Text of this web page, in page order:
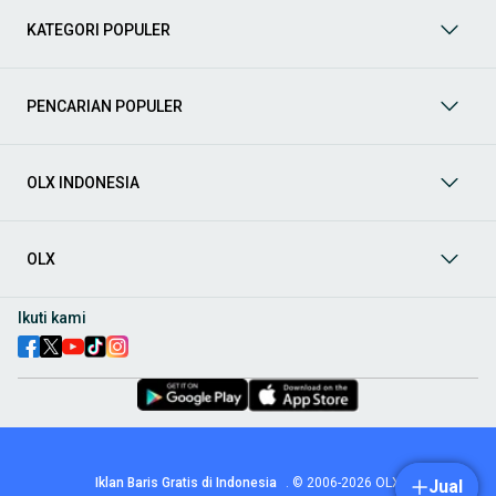
Jual
berbagai jenis mobil baru maupun bekas dengan kondisi
Aksesoris Mobil: Lengkapi tampilan dan fungsionalitas mobil
aksesoris interior seperti sarung jok dan karpet, hingga
berbagai pilihan
, speaker, amplifier, subwoofer,
ingin meningkatkan kualitas suara dalam kabin
Spare Part Mobil
part mobiloriginal dan berkualitas dari OLX! Temukan
berbagai komponen penting mulai dari filter oli, kampas rem,
velg dan ban mobilterbaik di
OLX! Tersedia berbagai ukuran dan desain velg, serta
KATEGORI POPULER
PENCARIAN POPULER
OLX INDONESIA
OLX
Ikuti kami
Iklan Baris Gratis di Indonesia . © 2006-2026 OLX